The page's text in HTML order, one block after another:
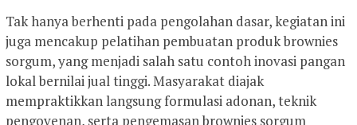
Tak hanya berhenti pada pengolahan dasar, kegiatan ini
juga mencakup pelatihan pembuatan produk brownies
sorgum, yang menjadi salah satu contoh inovasi pangan
lokal bernilai jual tinggi. Masyarakat diajak
mempraktikkan langsung formulasi adonan, teknik
pengovenan, serta pengemasan brownies sorgum